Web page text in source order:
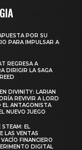
POR SU
PARA IMPULSAR A
REGRESA A
DIRIGIR LA SAGA
DIVINITY: LARIAN
REVIVIR A LORD
EL ANTAGONISTA
NUEVO JUEGO
STEAM: EL
LAS VENTAS
FINANCIERO
DIGITAL